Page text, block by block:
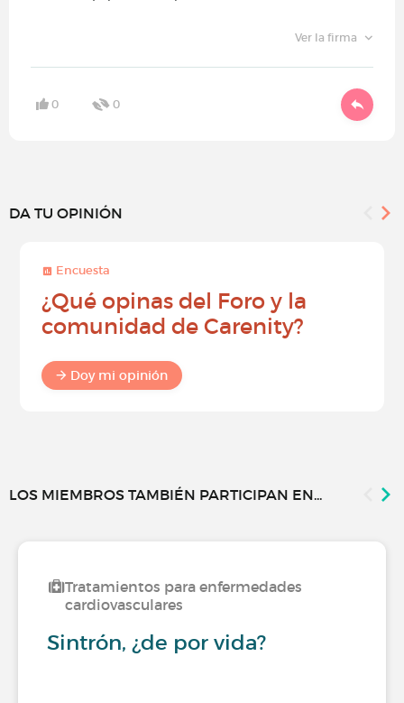
Ver la firma
0 0
DA TU OPINIÓN
Encuesta
¿Qué opinas del Foro y la
comunidad de Carenity?
Doy mi opinión
LOS MIEMBROS TAMBIÉN PARTICIPAN EN...
Tratamientos para enfermedades
cardiovasculares
Sintrón, ¿de por vida?